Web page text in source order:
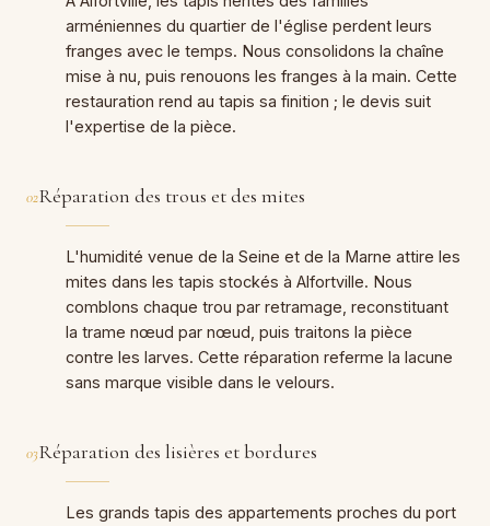
arméniennes du quartier de l'église perdent leurs
franges avec le temps. Nous consolidons la chaîne
mise à nu, puis renouons les franges à la main. Cette
restauration rend au tapis sa finition ; le devis suit
l'expertise de la pièce.
02Réparation des trous et des mites
L'humidité venue de la Seine et de la Marne attire les
mites dans les tapis stockés à Alfortville. Nous
comblons chaque trou par retramage, reconstituant
la trame nœud par nœud, puis traitons la pièce
contre les larves. Cette réparation referme la lacune
sans marque visible dans le velours.
03Réparation des lisières et bordures
Les grands tapis des appartements proches du port